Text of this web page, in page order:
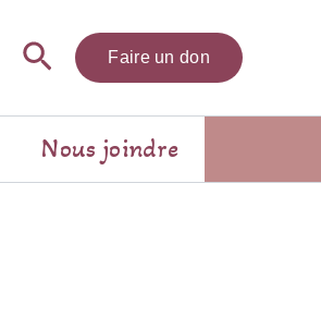
Rechercher
Faire un don
Nous joindre